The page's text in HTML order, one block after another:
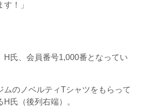
！」
H氏、会員番号1,000番となってい
ムのノベルティTシャツをもらって
氏（後列右端）。